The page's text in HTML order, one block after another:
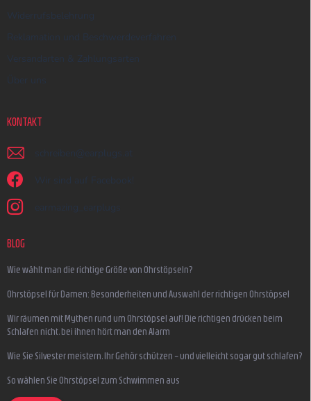
Widerrufsbelehrung
Reklamation und Beschwerdeverfahren
Versandarten & Zahlungsarten
Über uns
KONTAKT
schreiben @ earplugs.at
Wir sind auf Facebook!
earmazing_earplugs
BLOG
Wie wählt man die richtige Größe von Ohrstöpseln?
Ohrstöpsel für Damen: Besonderheiten und Auswahl der richtigen Ohrstöpsel
Wir räumen mit Mythen rund um Ohrstöpsel auf! Die richtigen drücken beim
Schlafen nicht, bei ihnen hört man den Alarm
Wie Sie Silvester meistern, Ihr Gehör schützen – und vielleicht sogar gut schlafen?
So wählen Sie Ohrstöpsel zum Schwimmen aus